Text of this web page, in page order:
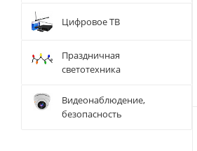
Цифровое ТВ
Праздничная
светотехника
Видеонаблюдение,
безопасность